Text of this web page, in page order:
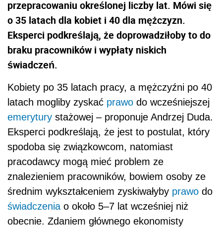
przepracowaniu określonej liczby lat. Mówi się
o 35 latach dla kobiet i 40 dla mężczyzn.
Eksperci podkreślają, że doprowadziłoby to do
braku pracowników i wypłaty niskich
świadczeń.
Kobiety po 35 latach pracy, a mężczyźni po 40
latach mogliby zyskać prawo do wcześniejszej
emerytury stażowej – proponuje Andrzej Duda.
Eksperci podkreślają, że jest to postulat, który
spodoba się związkowcom, natomiast
pracodawcy mogą mieć problem ze
znalezieniem pracowników, bowiem osoby ze
średnim wykształceniem zyskiwałyby prawo do
świadczenia o około 5–7 lat wcześniej niż
obecnie. Zdaniem głównego ekonomisty